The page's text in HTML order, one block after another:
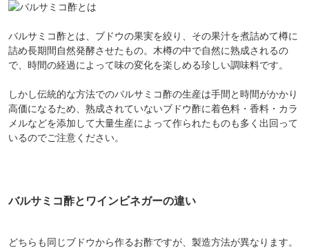
バルサミコ酢とは、ブドウの果実を絞り、その果汁を煮詰めて樽に
詰め長期間自然発酵させたもの。木樽の中で自然に熟成されるの
で、時間の経過によって味の変化を楽しめる珍しい調味料です。
しかし伝統的な方法でのバルサミコ酢の生産は手間と時間がかかり
高価になるため、熟成されていないブドウ酢に着色料・香料・カラ
メルなどを添加して大量生産によって作られたものも多く出回って
いるのでご注意ください。
バルサミコ酢とワインビネガーの違い
どちらも同じブドウから作るお酢ですが、製造方法が異なります。